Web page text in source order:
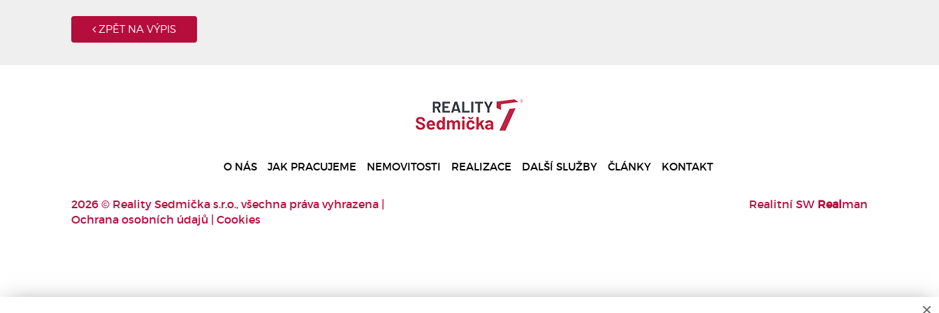
ZPĚT NA VÝPIS
O NÁS JAK PRACUJEME NEMOVITOSTI REALIZACE DALŠÍ SLUŽBY ČLÁNKY KONTAKT
2026 © Reality Sedmička s.r.o., všechna práva vyhrazena |
Ochrana osobních údajů
Cookies
Realitní SW Realman